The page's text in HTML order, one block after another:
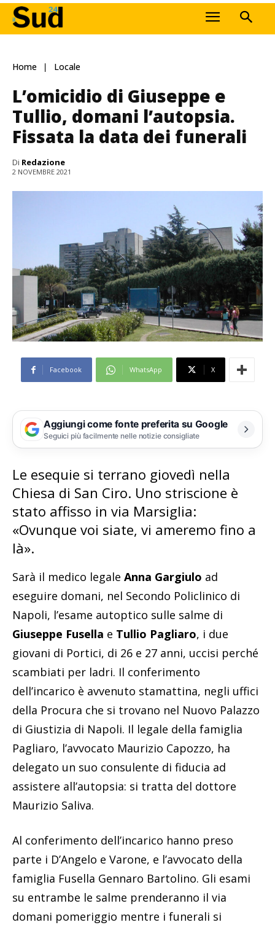
Home Locale
L’omicidio di Giuseppe e
Tullio, domani l’autopsia.
Fissata la data dei funerali
Di Redazione
2 NOVEMBRE 2021
Facebook WhatsApp X
Aggiungi come fonte preferita su Google
Seguici più facilmente nelle notizie consigliate
Le esequie si terrano giovedì nella
Chiesa di San Ciro. Uno striscione è
stato affisso in via Marsiglia:
«Ovunque voi siate, vi ameremo fino a
là».
Sarà il medico legale Anna Gargiulo ad
eseguire domani, nel Secondo Policlinico di
Napoli, l’esame autoptico sulle salme di
Giuseppe Fusella e Tullio Pagliaro, i due
giovani di Portici, di 26 e 27 anni, uccisi perché
scambiati per ladri. Il conferimento
dell’incarico è avvenuto stamattina, negli uffici
della Procura che si trovano nel Nuovo Palazzo
di Giustizia di Napoli. Il legale della famiglia
Pagliaro, l’avvocato Maurizio Capozzo, ha
delegato un suo consulente di fiducia ad
assistere all’autopsia: si tratta del dottore
Maurizio Saliva.
Al conferimento dell’incarico hanno preso
parte i D’Angelo e Varone, e l’avvocato della
famiglia Fusella Gennaro Bartolino. Gli esami
su entrambe le salme prenderanno il via
domani pomeriggio mentre i funerali si